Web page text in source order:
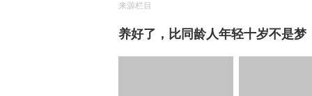
来源栏目
养好了，比同龄人年轻十岁不是梦